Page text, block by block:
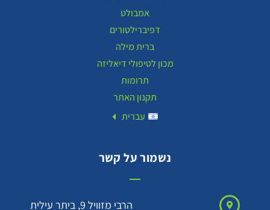
אמבולט
דפיברילטורים
ברית מילה
מכון לטיפולי דיאליזה
תרומות
תקנון האתר
עברית
נשמור על קשר
הרבי מזוויל 9, ביתר עילית